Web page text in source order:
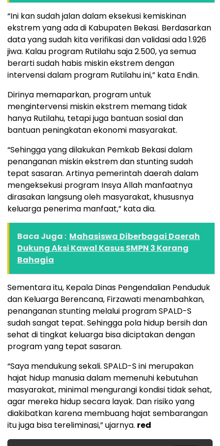
“Ini kan sudah jalan dalam eksekusi kemiskinan
ekstrem yang ada di Kabupaten Bekasi. Berdasarkan
data yang sudah kita verifikasi dan validasi ada 1.926
jiwa. Kalau program Rutilahu saja 2.500, ya semua
berarti sudah habis miskin ekstrem dengan
intervensi dalam program Rutilahu ini,” kata Endin.
Dirinya memaparkan, program untuk
mengintervensi miskin ekstrem memang tidak
hanya Rutilahu, tetapi juga bantuan sosial dan
bantuan peningkatan ekonomi masyarakat.
“Sehingga yang dilakukan Pemkab Bekasi dalam
penanganan miskin ekstrem dan stunting sudah
tepat sasaran. Artinya pemerintah daerah dalam
mengeksekusi program Insya Allah manfaatnya
dirasakan langsung oleh masyarakat, khususnya
keluarga penerima manfaat,” kata dia.
Baca Juga : Mahasiswa Diberbagai Daerah
Dukung Aksi Kawal Kasus SMPN 3 Karang
Bahagia
Sementara itu, Kepala Dinas Pengendalian Penduduk
dan Keluarga Berencana, Firzawati menambahkan,
penanganan stunting melalui program SPALD-S
sudah sangat tepat. Sehingga pola hidup bersih dan
sehat di tingkat keluarga bisa diciptakan dengan
program yang tepat sasaran.
“Saya mendukung sekali. SPALD-S ini merupakan
hajat hidup manusia dalam memenuhi kebutuhan
masyarakat, minimal mengurangi kondisi tidak sehat,
agar mereka hidup secara layak. Dan risiko yang
diakibatkan karena membuang hajat sembarangan
itu juga bisa tereliminasi,” ujarnya. red